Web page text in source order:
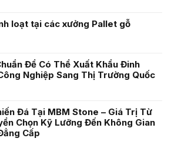
loạt tại các xưởng Pallet gỗ
Để Có Thể Xuất Khẩu Đinh
Nghiệp Sang Thị Trường Quốc
Đá Tại MBM Stone – Giá Trị Từ
Chọn Kỹ Lưỡng Đến Không Gian
Cấp